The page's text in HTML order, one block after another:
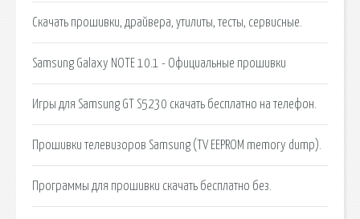
Скачать прошивки, драйвера, утилиты, тесты, сервисные.
Samsung Galaxy NOTE 10.1 - Официальные прошивки
Игры для Samsung GT S5230 скачать бесплатно на телефон.
Прошивки телевизоров Samsung (TV EEPROM memory dump).
Программы для прошивки скачать бесплатно без.